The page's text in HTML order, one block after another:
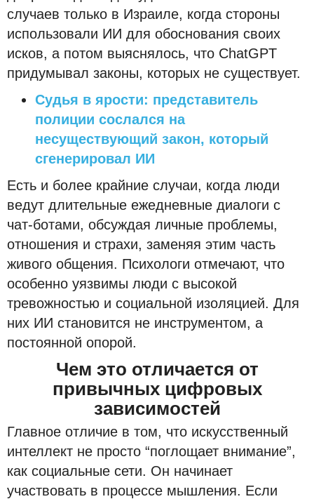
случаев только в Израиле, когда стороны
использовали ИИ для обоснования своих
исков, а потом выяснялось, что ChatGPT
придумывал законы, которых не существует.
Судья в ярости: представитель
полиции сослался на
несуществующий закон, который
сгенерировал ИИ
Есть и более крайние случаи, когда люди
ведут длительные ежедневные диалоги с
чат-ботами, обсуждая личные проблемы,
отношения и страхи, заменяя этим часть
живого общения. Психологи отмечают, что
особенно уязвимы люди с высокой
тревожностью и социальной изоляцией. Для
них ИИ становится не инструментом, а
постоянной опорой.
Чем это отличается от
привычных цифровых
зависимостей
Главное отличие в том, что искусственный
интеллект не просто “поглощает внимание”,
как социальные сети. Он начинает
участвовать в процессе мышления. Если